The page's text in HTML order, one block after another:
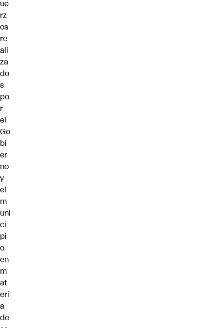
ue
rz
os
re
ali
za
do
s
po
r
el
Go
bi
er
no
y
el
m
uni
ci
pi
o
en
m
at
eri
a
de